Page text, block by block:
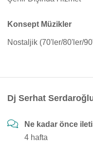
Konsept Müzikler
Nostaljik (70'ler/80'ler/
Dj Serhat
Ne kadar önce
4 hafta